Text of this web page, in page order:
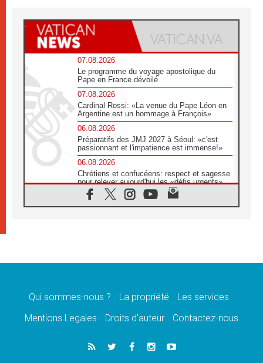
07.08.2026
Le programme du voyage apostolique du
Pape en France dévoilé
07.08.2026
Cardinal Rossi: «La venue du Pape Léon en
Argentine est un hommage à François»
06.08.2026
Préparatifs des JMJ 2027 à Séoul: «c'est
passionnant et l'impatience est immense!»
06.08.2026
Chrétiens et confucéens: respect et sagesse
pour relever aujourd'hui les «défis urgents»
06.08.2026
À Sainte-Marie-Majeure, la grâce de Dieu
«les chrétiens veulent la paix»
Au Mexique, le cardinal Parolin invite à être
aux côtés des marginalisées
06.08.2026
À Assise, le Pape invite les jeunes à
Qui sommes-nous ? La propriété
Les services
Mentions Legales
Droits d’auteur Contactez-nous